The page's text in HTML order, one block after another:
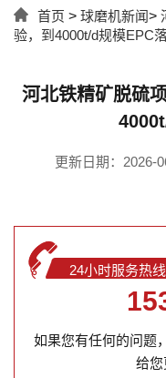
首页 > 球磨机新闻>
验，到4000t/d规模EPC
河北铁精矿脱硫
更新日期：2026-
24小时服务热线
如果您有任何的问题
给您